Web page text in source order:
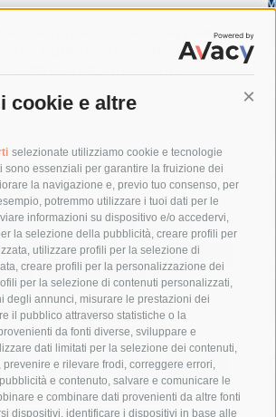
cookie e altre
selezionate utilizziamo cookie e tecnologie
sono essenziali per garantire la fruizione dei
la navigazione e, previo tuo consenso, per
potremmo utilizzare i tuoi dati per le
informazioni su dispositivo e/o accedervi,
la selezione della pubblicità, creare profili per
utilizzare profili per la selezione di
creare profili per la personalizzazione dei
per la selezione di contenuti personalizzati,
degli annunci, misurare le prestazioni dei
il pubblico attraverso statistiche o la
da fonti diverse, sviluppare e
dati limitati per la selezione dei contenuti,
e rilevare frodi, correggere errori,
e contenuto, salvare e comunicare le
e combinare dati provenienti da altre fonti
dispositivi, identificare i dispositivi in base alle
Lubrense. Sicurezza in mare
Punta Campanella, incontro
il sottosegretario Iannone
anas
di punta campanella
arresto
capitaneria di porto capri
carabinieri
circumvesuviana
concerto
contagi
covid-19 eav
elezioni
gori guardia costiera
incidente
mare
massa lubrense